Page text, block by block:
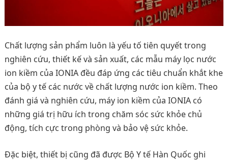
Chất lượng sản phẩm luôn là yếu tố tiên quyết trong
nghiên cứu, thiết kế và sản xuất, các mẫu máy lọc nước
ion kiềm của IONIA đều đáp ứng các tiêu chuẩn khắt khe
của bộ y tế các nước về chất lượng nước ion kiềm. Theo
đánh giá và nghiên cứu, máy ion kiềm của IONIA có
những giá trị hữu ích trong chăm sóc sức khỏe chủ
động, tích cực trong phòng và bảo vệ sức khỏe.
Đặc biệt, thiết bị cũng đã được Bộ Y tế Hàn Quốc ghi